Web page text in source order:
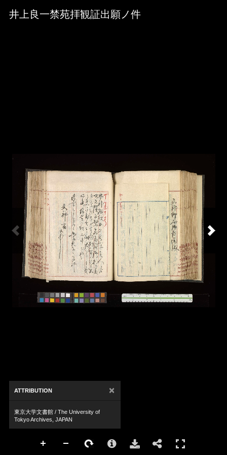
Media Viewer
井上良一禁苑拝観証出願ノ件
ATTRIBUTION ×
東京大学文書館 / The University of
Tokyo Archives, JAPAN